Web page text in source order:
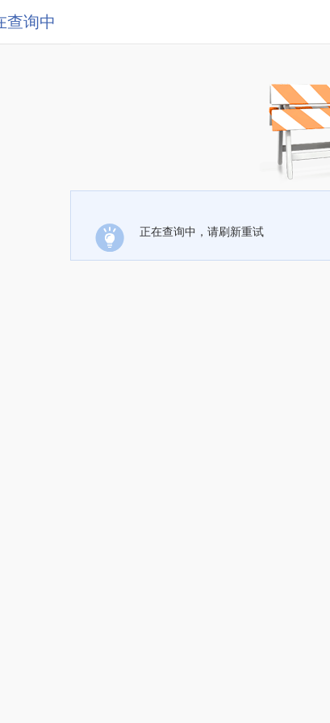
查询中
正在查询中，请刷新重试